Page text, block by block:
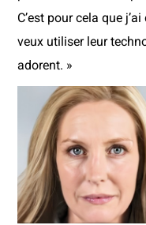
C’est pour cela que
veux utiliser leur
adorent. »